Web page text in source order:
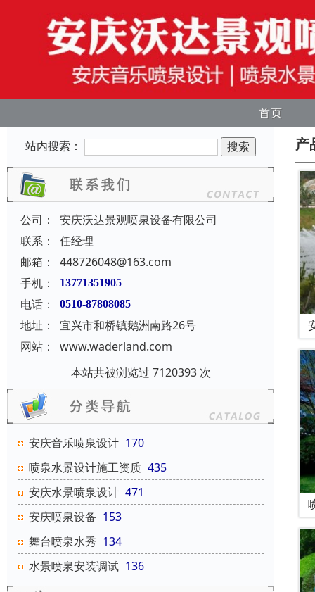
首页
站内搜索：
公司：
安庆沃达景观喷泉设备有限公司
联系：
任经理
邮箱：
448726048@163.com
手机：
13771351905
电话： 0510-87808085
地址：
宜兴市和桥镇鹅洲南路26号
网站：
www.waderland.com
本站共被浏览过 7120393 次
安庆音乐喷泉设计 170
喷泉水景设计施工资质 435
安庆水景喷泉设计 471
安庆喷泉设备 153
舞台喷泉水秀 134
水景喷泉安装调试 136
产